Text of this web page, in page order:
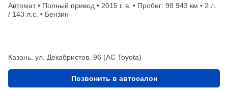
Автомат • Полный привод • 2015 г. в. • Пробег: 98 943 км • 2 л.
/ 143 л.с. • Бензин
Казань, ул. Декабристов, 96 (АС Toyota)
Позвонить в автосалон